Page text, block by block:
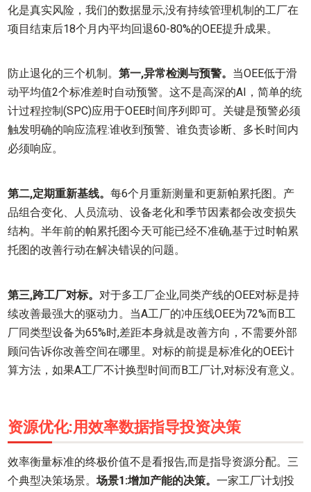
化是真实风险，我们的数据显示,没有持续管理机制的工厂在
项目结束后18个月内平均回退60-80%的OEE提升成果。
防止退化的三个机制。第一,异常检测与预警。 当OEE低于滑
动平均值2个标准差时自动预警。这不是高深的AI，简单的统
计过程控制(SPC)应用于OEE时间序列即可。关键是预警必须
触发明确的响应流程:谁收到预警、谁负责诊断、多长时间内
必须响应。
第二,定期重新基线。每6个月重新测量和更新帕累托图。产
品组合变化、人员流动、设备老化和季节因素都会改变损失
结构。半年前的帕累托图今天可能已经不准确,基于过时帕累
托图的改善行动在解决错误的问题。
第三,跨工厂对标。 对于多工厂企业,同类产线的OEE对标是持
续改善最强大的驱动力。当A工厂的冲压线OEE为72%而B工
厂同类型设备为65%时,差距本身就是改善方向，不需要外部
顾问告诉你改善空间在哪里。对标的前提是标准化的OEE计
算方法，如果A工厂不计换型时间而B工厂计,对标没有意义。
资源优化:用效率数据指导投资决策
效率衡量标准的终极价值不是看报告,而是指导资源分配。三
个典型决策场景。场景1:增加产能的决策。一家工厂计划投